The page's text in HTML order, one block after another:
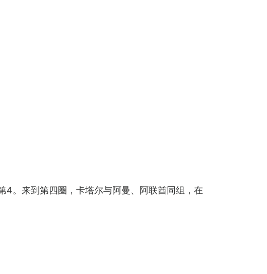
4。来到第四圈，卡塔尔与阿曼、阿联酋同组，在